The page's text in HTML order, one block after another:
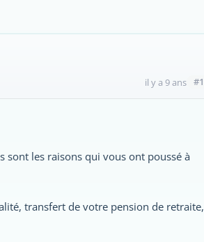
il y a 9 ans #1
sont les raisons qui vous ont poussé à
transfert de votre pension de retraite,